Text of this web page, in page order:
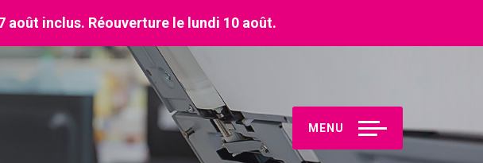
août inclus. Réouverture le lundi 10 août.
MENU